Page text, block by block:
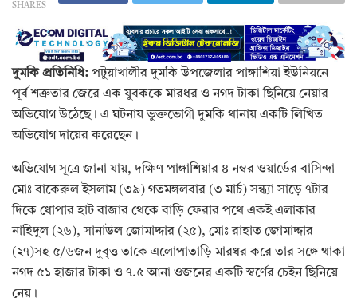
SHARES
দুমকি প্রতিনিধি: পটুয়াখালীর দুমকি উপজেলার পাঙ্গাশিয়া ইউনিয়নে
পূর্ব শত্রুতার জেরে এক যুবককে মারধর ও নগদ টাকা ছিনিয়ে নেয়ার
অভিযোগ উঠেছে। এ ঘটনায় ভুক্তভোগী দুমকি থানায় একটি লিখিত
অভিযোগ দায়ের করেছেন।
অভিযোগ সূত্রে জানা যায়, দক্ষিণ পাঙ্গাশিয়ার ৪ নম্বর ওয়ার্ডের বাসিন্দা
মোঃ বাকেরুল ইসলাম (৩৯) গতমঙ্গলবার (৩ মার্চ) সন্ধ্যা সাড়ে ৭টার
দিকে ধোপার হাট বাজার থেকে বাড়ি ফেরার পথে একই এলাকার
নাহিদুল (২৬), সানাউল জোমাদ্দার (২৫), মোঃ রাহাত জোমাদ্দার
(২৭)সহ ৫/৬জন দুবৃত্ত তাকে এলোপাতাড়ি মারধর করে তার সঙ্গে থাকা
নগদ ৫১ হাজার টাকা ও ৭.৫ আনা ওজনের একটি স্বর্ণের চেইন ছিনিয়ে
নেয়।